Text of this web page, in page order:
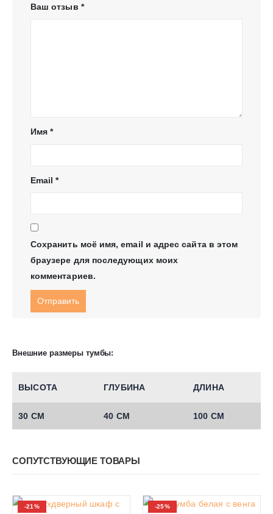
Ваш отзыв *
Имя*
Email*
Сохранить моё имя, email и адрес сайта в этом
браузере для последующих моих
комментариев.
Внешние размеры тумбы:
ВЫСОТА ГЛУБИНА ДЛИНА
30 СМ 40 СМ 100 СМ
СОПУТСТВУЮЩИЕ ТОВАРЫ
-21% -25%